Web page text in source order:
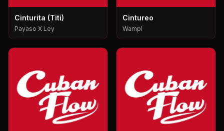
Cinturita (Titi)
Payaso X Ley
Cintureo
Wampi